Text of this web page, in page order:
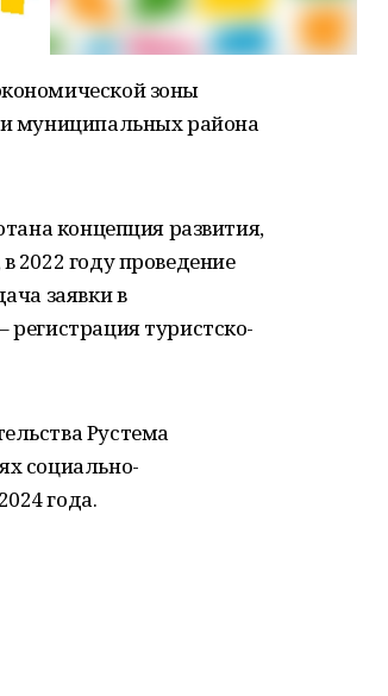
зоны
муниципальных района
концепция развития,
2022 году проведение
заявки в
туристско-
Рустема
социально-
года.